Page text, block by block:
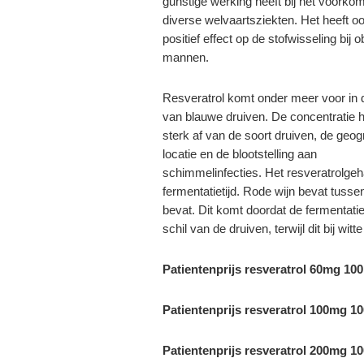
diverse welvaartsziekten. Het heeft
positief effect op de stofwisseling bij
mannen.
Resveratrol komt onder meer voor in
van blauwe druiven. De concentratie
sterk af van de soort druiven, de
locatie en de blootstelling aan
schimmelinfecties. Het
fermentatietijd. Rode wijn bevat
bevat. Dit komt doordat de
schil van de druiven, terwijl dit bij
Patientenprijs resveratrol 60mg
Patientenprijs resveratrol 100mg
Patientenprijs resveratrol 200mg